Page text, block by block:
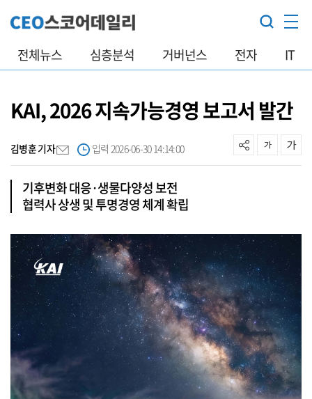
전체뉴스 심층분석 거버넌스 전자 IT
KAI, 2026 지속가능경영 보고서 발간
김병훈 기자 입력 2026-06-30 14:14:00
기후변화 대응·생물다양성 보전
협력사 상생 및 투명경영 체계 확립